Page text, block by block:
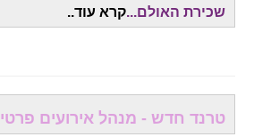
שכירת האולם...קרא עוד..
טרנד חדש - מנהל אירועים פרטי